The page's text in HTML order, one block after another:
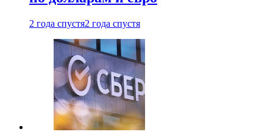
2 года спустя2 года спустя